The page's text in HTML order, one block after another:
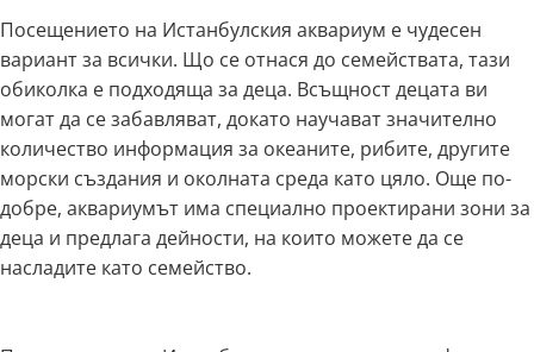
Посещението на Истанбулския аквариум е чудесен
вариант за всички. Що се отнася до семействата, тази
обиколка е подходяща за деца. Всъщност децата ви
могат да се забавляват, докато научават значително
количество информация за океаните, рибите, другите
морски създания и околната среда като цяло. Още по-
добре, аквариумът има специално проектирани зони за
деца и предлага дейности, на които можете да се
насладите като семейство.